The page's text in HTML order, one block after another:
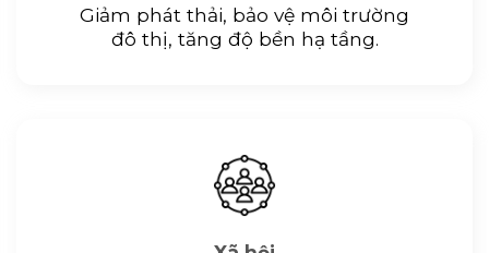
Giảm phát thải, bảo vệ môi trường
đô thị, tăng độ bền hạ tầng.